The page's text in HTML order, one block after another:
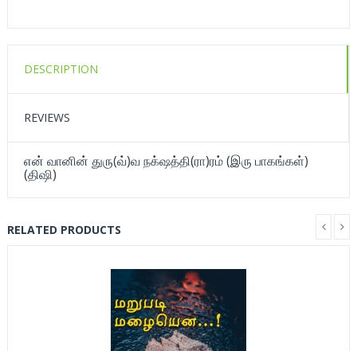
DESCRIPTION
REVIEWS
என் வானின் துரு(வ்)வ நக்‌ஷத்தி(ரா)ரம் (இரு பாகங்கள்)
(திஷி)
RELATED PRODUCTS